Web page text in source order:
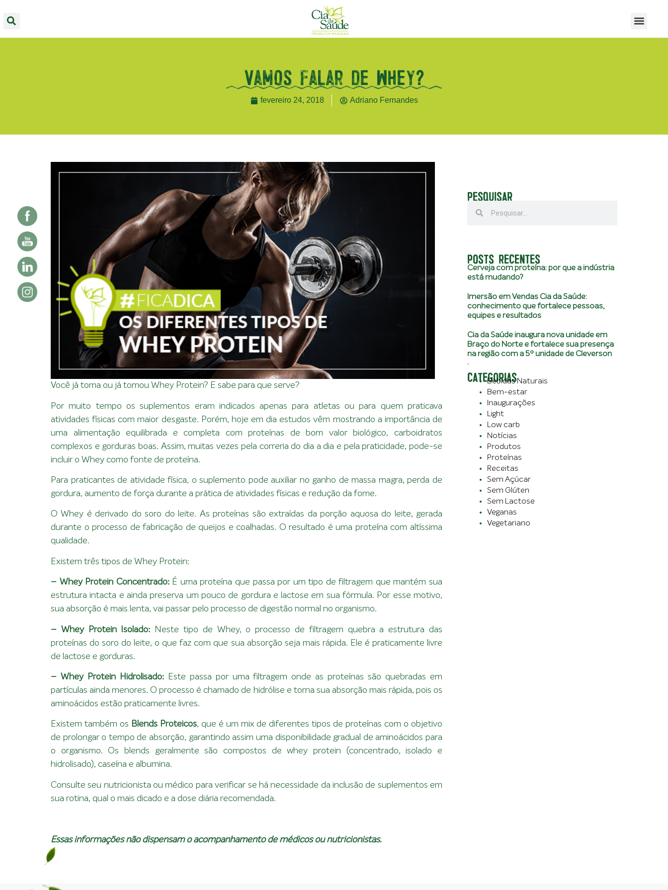
Vamos falar de Whey?
fevereiro 24, 2018 Adriano Fernandes
Você já toma ou já tomou Whey Protein? E sabe para que serve?
Por muito tempo os suplementos eram indicados apenas para atletas ou para quem praticava
atividades físicas com maior desgaste. Porém, hoje em dia estudos vêm mostrando a importância de
uma alimentação equilibrada e completa com proteínas de bom valor biológico, carboidratos
complexos e gorduras boas. Assim, muitas vezes pela correria do dia a dia e pela praticidade, pode-se
incluir o Whey como fonte de proteína.
Para praticantes de atividade física, o suplemento pode auxiliar no ganho de massa magra, perda de
gordura, aumento de força durante a prática de atividades físicas e redução da fome.
O Whey é derivado do soro do leite. As proteínas são extraídas da porção aquosa do leite, gerada
durante o processo de fabricação de queijos e coalhadas. O resultado é uma proteína com altíssima
qualidade.
Existem três tipos de Whey Protein:
– Whey Protein Concentrado:É uma proteína que passa por um tipo de filtragem que mantém sua
estrutura intacta e ainda preserva um pouco de gordura e lactose em sua fórmula. Por esse motivo,
sua absorção é mais lenta, vai passar pelo processo de digestão normal no organismo.
– Whey Protein Isolado: Neste tipo de Whey, o processo de filtragem quebra a estrutura das
proteínas do soro do leite, o que faz com que sua absorção seja mais rápida. Ele é praticamente livre
de lactose e gorduras.
– Whey Protein Hidrolisado:Este passa por uma filtragem onde as proteínas são quebradas em
partículas ainda menores. O processo é chamado de hidrólise e torna sua absorção mais rápida, pois os
aminoácidos estão praticamente livres.
Existem também os Blends Proteicos, que é um mix de diferentes tipos de proteínas com o objetivo
de prolongar o tempo de absorção, garantindo assim uma disponibilidade gradual de aminoácidos para
o organismo. Os blends geralmente são compostos de whey protein (concentrado, isolado e
hidrolisado), caseína e albumina.
Consulte seu nutricionista ou médico para verificar se há necessidade da inclusão de suplementos em
sua rotina, qual o mais dicado e a dose diária recomendada.
Essas informações não dispensam o acompanhamento de médicos ou nutricionistas.
PESQUISAR
POSTS RECENTES
Cerveja com proteína: por que a indústria
está mudando?
Imersão em Vendas Cia da Saúde:
conhecimento que fortalece pessoas,
equipes e resultados
Cia da Saúde inaugura nova unidade em
Braço do Norte e fortalece sua presença
na região com a 5º unidade de Cleverson
CATEGORIAS
.
Bebidas Naturais
Bem-estar
Inaugurações
Light
Low carb
Notícias
Produtos
Proteínas
Receitas
Sem Açúcar
Sem Glúten
Sem Lactose
Veganas
Vegetariano